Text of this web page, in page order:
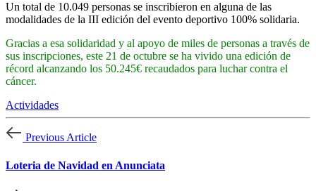
Un total de 10.049 personas se inscribieron en alguna de las
modalidades de la III edición del evento deportivo 100% solidaria.
Gracias a esa solidaridad y al apoyo de miles de personas a través de
sus inscripciones, este 21 de octubre se ha vivido una edición de
récord alcanzando los 50.245€ recaudados para luchar contra el
cáncer.
Actividades
Previous Article
Loteria de Navidad en Anunciata